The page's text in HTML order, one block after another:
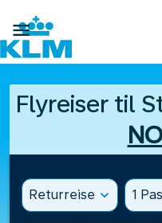

Flyreiser til
Returreise expand_more 1